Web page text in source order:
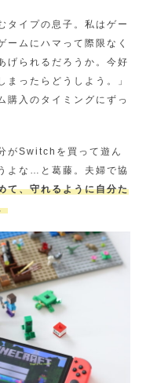
タイプの息子。私はゲー
ームにハマって際限なく
げられるだろうか。今好
まったらどうしよう。」
購入のタイミングにずっ
がSwitchを買って遊ん
よな…と葛藤。夫婦で協
て、守れるように自分た